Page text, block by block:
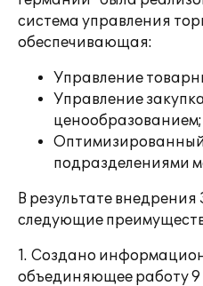
система управления
обеспечивающая:
Управление
Управление
ценообразованием;
подразделениями
В результате внедрения
следующие
1. Создано
объединяющее работу 9